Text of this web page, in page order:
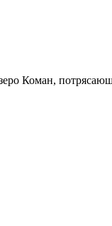
Коман,